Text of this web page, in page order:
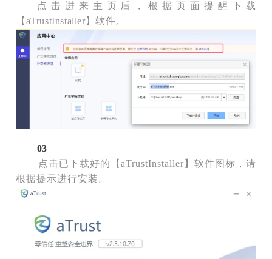
点击进来主页后，根据页面提醒下载
【aTrustInstaller】软件。
03
点击已下载好的【aTrustInstaller】软件图标，请
根据提示进行安装。